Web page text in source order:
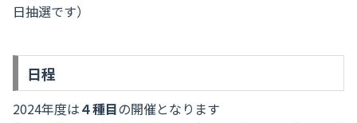
日抽選です）
日程
2024年度は４種目の開催となります